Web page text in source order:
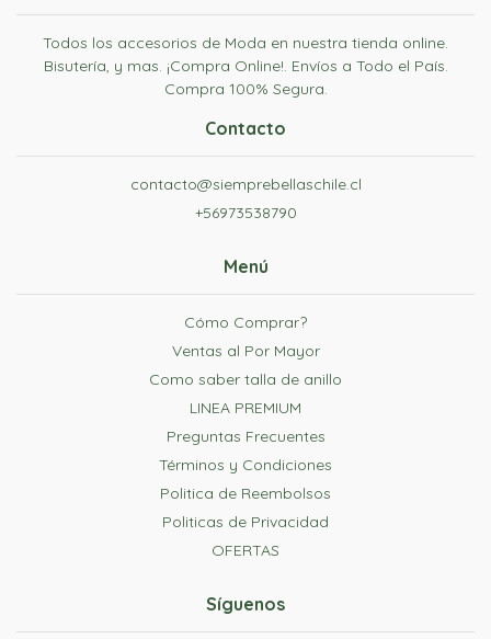
Todos los accesorios de Moda en nuestra tienda online.
Bisutería, y mas. ¡Compra Online!. Envíos a Todo el País.
Compra 100% Segura.
Contacto
contacto@siemprebellaschile.cl
+56973538790
Menú
Cómo Comprar?
Ventas al Por Mayor
Como saber talla de anillo
LINEA PREMIUM
Preguntas Frecuentes
Términos y Condiciones
Politica de Reembolsos
Politicas de Privacidad
OFERTAS
Síguenos